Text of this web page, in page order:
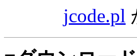
jcode.pl